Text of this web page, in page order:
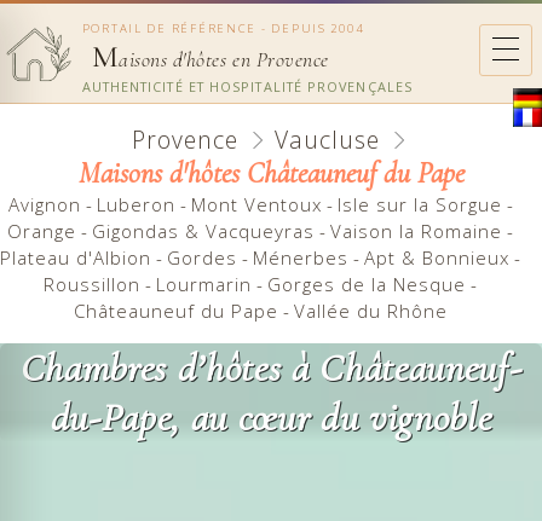
PORTAIL DE RÉFÉRENCE - DEPUIS 2004
Maisons d'hôtes en Provence
AUTHENTICITÉ ET HOSPITALITÉ PROVENÇALES
Provence Vaucluse
Maisons d'hôtes Châteauneuf du Pape
Avignon - Luberon - Mont Ventoux - Isle sur la Sorgue -
Orange - Gigondas & Vacqueyras -Vaison la Romaine -
Plateau d'Albion - Gordes - Ménerbes -Apt & Bonnieux -
Roussillon - Lourmarin - Gorges de la Nesque -
Châteauneuf du Pape - Vallée du Rhône
Chambres d’hôtes à Châteauneuf-
du-Pape, au cœur du vignoble